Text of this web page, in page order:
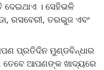
। ସେହିଭଳି
ରସବେରୀ, ତରଭୁଜ ଏବଂ
ପ୍ରତିଦିନ ମୁଣ୍ଡବିନ୍ଧାର
ତେବେ ଆପଣଙ୍କ ଖାଦ୍ୟରେ